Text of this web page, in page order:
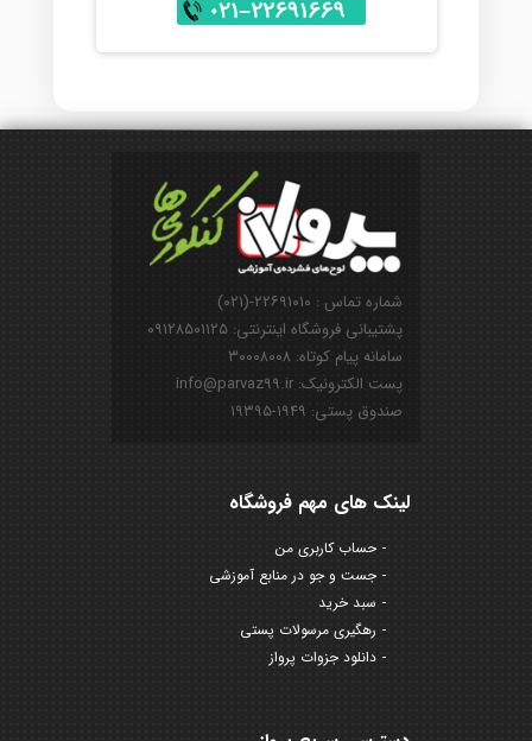
شماره تماس : ۲۲۶۹۱۰۱۰-(۰۲۱)
پشتیبانی فروشگاه اینترنتی: ۰۹۱۲۸۵۰۱۱۲۵
سامانه پیام کوتاه: ۳۰۰۰۸۰۰۸
پست الکترونیک: info@parvaz99.ir
صندوق پستی: ۱۹۴۹-۱۹۳۹۵
لینک های مهم فروشگاه
حساب کاربری من
جست و جو در منابع آموزشی
سبد خرید
رهگیری مرسولات پستی
دانلود جزوات پرواز